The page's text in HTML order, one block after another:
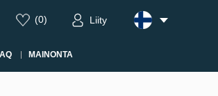
(0) Liity
MAINONTA